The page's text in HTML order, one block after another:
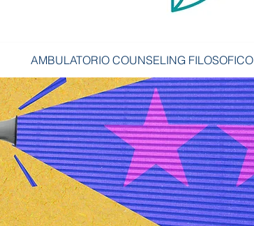
AMBULATORIO COUNSELING FILOSOFICO